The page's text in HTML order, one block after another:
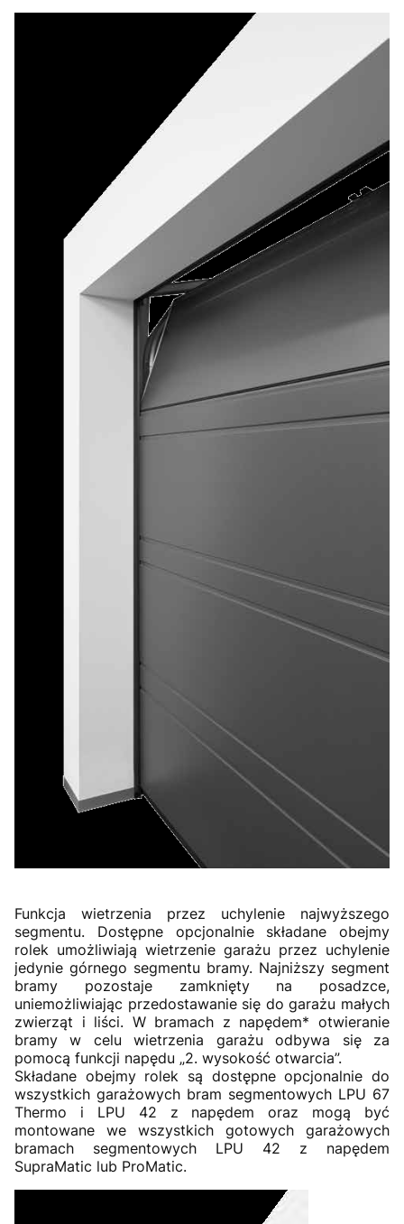
Funkcja wietrzenia przez uchylenie najwyższego
segmentu. Dostępne opcjonalnie składane obejmy
rolek umożliwiają wietrzenie garażu przez uchylenie
jedynie górnego segmentu bramy. Najniższy segment
bramy pozostaje zamknięty na posadzce,
uniemożliwiając przedostawanie się do garażu małych
zwierząt i liści. W bramach z napędem* otwieranie
bramy w celu wietrzenia garażu odbywa się za
pomocą funkcji napędu „2. wysokość otwarcia”.
Składane obejmy rolek są dostępne opcjonalnie do
wszystkich garażowych bram segmentowych LPU 67
Thermo i LPU 42 z napędem oraz mogą być
montowane we wszystkich gotowych garażowych
bramach segmentowych LPU 42 z napędem
SupraMatic lub ProMatic.